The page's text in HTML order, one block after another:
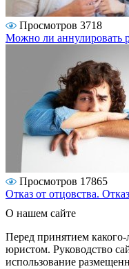
Просмотров 3718
Можно ли аннулировать
Просмотров 17865
Отказ от отцовства.
О нашем сайте
Перед принятием
юристом. Руководство
использование